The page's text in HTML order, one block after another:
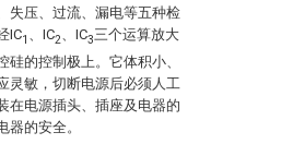
失压、过流、漏电等五种检
IC1 、IC2、IC3三个运算放大
的控制极上。它体积小、
灵敏，切断电源后必须人工
在电源插头、插座及电器的
器的安全。